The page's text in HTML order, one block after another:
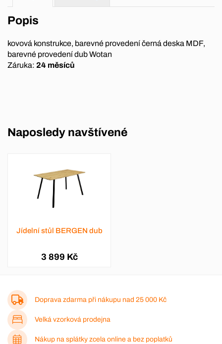
Popis
kovová konstrukce, barevné provedení černá deska MDF,
barevné provedení dub Wotan
Záruka: 24 měsíců
Naposledy navštívené
Jídelní stůl BERGEN dub
3 899 Kč
Doprava zdarma při nákupu nad 25 000 Kč
Velká vzorková prodejna
Nákup na splátky zcela online a bez poplatků